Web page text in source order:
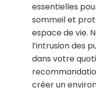
essentielles
sommeil et
espace de vie.
l’intrusion des
dans votre
créer un